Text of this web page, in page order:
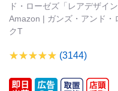
ド・ローゼズ「レアデザイ
Amazon | ガンズ・アンド・
クT
(3144)